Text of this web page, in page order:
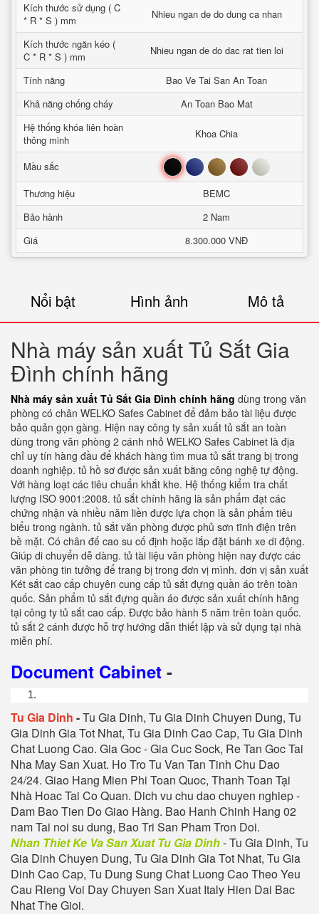
Kích thước sử dụng ( C
* R * S ) mm
Nhieu ngan de do dung ca nhan
Kích thước ngăn kéo (
C * R * S ) mm
Nhieu ngan de do dac rat tien loi
Tính năng
Bao Ve Tai San An Toan
Khả năng chống cháy
An Toan Bao Mat
Hệ thống khóa liên hoàn
thông minh
Khoa Chia
Mầu sắc Đen Xanh Nâu Đỏ Trắng
Thương hiệu
BEMC
Bảo hành
2 Nam
Giá
8.300.000 VNĐ
Nổi bật Hình ảnh Mô tả
Nhà máy sản xuất Tủ Sắt Gia
Đình chính hãng
Nhà máy sản xuất Tủ Sắt Gia Đình chính hãng dùng trong văn
phòng có chân WELKO Safes Cabinet để đảm bảo tài liệu được
bảo quản gọn gàng. Hiện nay công ty sản xuất tủ sắt an toàn
dùng trong văn phòng 2 cánh nhỏ WELKO Safes Cabinet là địa
chỉ uy tín hàng đầu để khách hàng tìm mua tủ sắt trang bị trong
doanh nghiệp. tủ hồ sơ được sản xuất bằng công nghệ tự động.
Với hàng loạt các tiêu chuẩn khắt khe. Hệ thống kiểm tra chất
lượng ISO 9001:2008. tủ sắt chính hãng là sản phẩm đạt các
chứng nhận và nhiều năm liền được lựa chọn là sản phẩm tiêu
biểu trong ngành. tủ sắt văn phòng được phủ sơn tĩnh điện trên
bề mặt. Có chân đế cao su cố định hoặc lắp đặt bánh xe di động.
Giúp di chuyển dễ dàng. tủ tài liệu văn phòng hiện nay được các
văn phòng tin tưởng để trang bị trong đơn vị mình. đơn vị sản xuất
Két sắt cao cấp chuyên cung cấp tủ sắt đựng quần áo trên toàn
quốc. Sản phẩm tủ sắt đựng quần áo được sản xuất chính hãng
tại công ty tủ sắt cao cấp. Được bảo hành 5 năm trên toàn quốc.
tủ sắt 2 cánh được hỗ trợ hướng dẫn thiết lập và sử dụng tại nhà
miễn phí.
Document Cabinet -
Tu Gia Dinh -Tu Gia Dinh, Tu Gia Dinh Chuyen Dung, Tu
Gia Dinh Gia Tot Nhat, Tu Gia Dinh Cao Cap, Tu Gia Dinh
Chat Luong Cao. Gia Goc - Gia Cuc Sock, Re Tan Goc Tai
Nha May San Xuat. Ho Tro Tu Van Tan Tinh Chu Dao
24/24. Giao Hang Mien Phi Toan Quoc, Thanh Toan Tại
Nhà Hoac Tai Co Quan. Dich vu chu dao chuyen nghiep -
Dam Bao Tien Do Giao Hàng. Bao Hanh Chinh Hang 02
nam Tai noi su dung, Bao Tri San Pham Tron Doi.
Nhan Thiet Ke Va San Xuat Tu Gia Dinh- Tu Gia Dinh, Tu
Gia Dinh Chuyen Dung, Tu Gia Dinh Gia Tot Nhat, Tu Gia
Dinh Cao Cap, Tu Dung Sung Chat Luong Cao Theo Yeu
Cau Rieng Voi Day Chuyen San Xuat Italy Hien Dai Bac
Nhat The Gioi.